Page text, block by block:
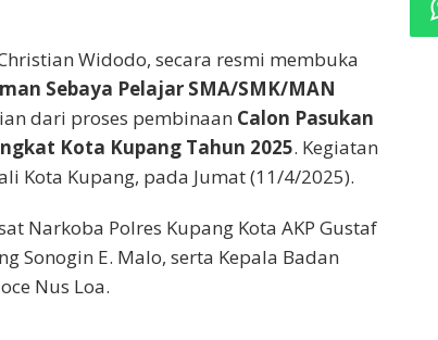
Widodo, secara resmi membuka
Sebaya Pelajar SMA/SMK/MAN
dari proses pembinaan Calon Pasukan
Kota Kupang Tahun 2025. Kegiatan
Kota Kupang, pada Jumat (11/4/2025).
Narkoba Polres Kupang Kota AKP Gustaf
Sonogin E. Malo, serta Kepala Badan
Nus Loa.